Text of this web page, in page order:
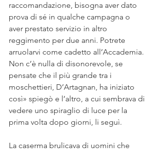
raccomandazione, bisogna aver dato
prova di sé in qualche campagna o
aver prestato servizio in altro
reggimento per due anni. Potrete
arruolarvi come cadetto all’Accademia.
Non c’è nulla di disonorevole, se
pensate che il più grande tra i
moschettieri, D’Artagnan, ha iniziato
così» spiegò e l’altro, a cui sembrava di
vedere uno spiraglio di luce per la
prima volta dopo giorni, li seguì.
La caserma brulicava di uomini che